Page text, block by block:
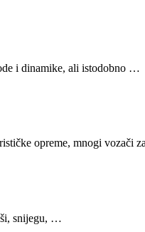
i dinamike, ali istodobno …
opreme, mnogi vozači
snijegu, …